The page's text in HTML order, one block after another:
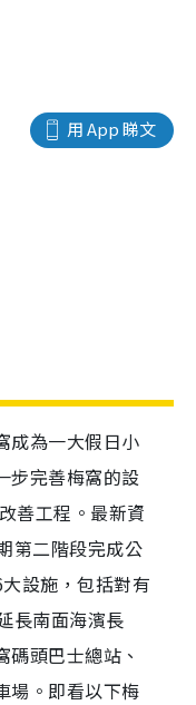
用 App 睇文
成為一大假日小
步完善梅窩的設
善工程。最新資
第二階段完成公
設施，包括對有
長南面海濱長
頭巴士總站、
場。即看以下梅